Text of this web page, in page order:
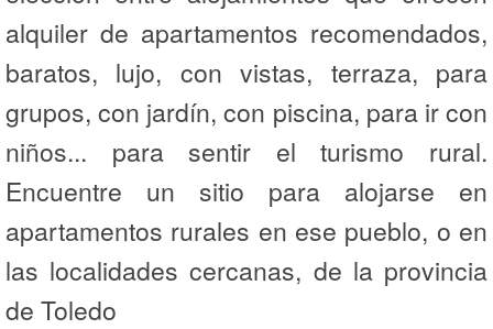
alquiler de apartamentos recomendados,
baratos, lujo, con vistas, terraza, para
grupos, con jardín, con piscina, para ir con
niños... para sentir el turismo rural.
Encuentre un sitio para alojarse en
apartamentos rurales en ese pueblo, o en
las localidades cercanas, de la provincia
de Toledo